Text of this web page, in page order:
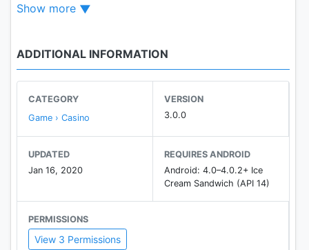
ミングで指定された小役を入れることができます！
特殊モードからゲームを開始できます！
■■777TOWN mobileのご案内■■
GooglePlayでのパチスロ、パチンコアプリ配信数
No.1！多数メーカーのパチンコパチスロアプリが遊び
スタート券で好きな状態からプレイしたり、強制フラ
グを入れたり、オートプレイをしたり、アプリならで
機能も使い放題！
Show more
ADDITIONAL INFORMATION
CATEGORY
Game › Casino
VERSION
3.0.0
UPDATED
Jan 16, 2020
REQUIRES ANDROID
Android: 4.0–4.0.2+ Ice
Cream Sandwich (API 14)
PERMISSIONS
View 3 Permissions